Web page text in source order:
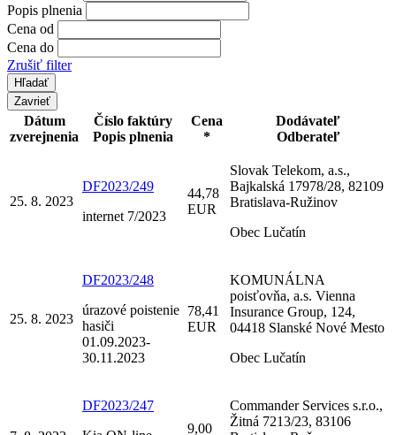
Popis plnenia
Cena od
Cena do
Zrušiť filter
Zavrieť
Dátum
zverejnenia
Číslo faktúry
Popis plnenia
Cena
*
Dodávateľ
Odberateľ
25. 8. 2023
DF2023/249
internet 7/2023
44,78
EUR
Slovak Telekom, a.s.,
Bajkalská 17978/28, 82109
Bratislava-Ružinov
Obec Lučatín
25. 8. 2023
DF2023/248
úrazové poistenie
hasiči
01.09.2023-
30.11.2023
78,41
EUR
KOMUNÁLNA
poisťovňa, a.s. Vienna
Insurance Group, 124,
04418 Slanské Nové Mesto
Obec Lučatín
DF2023/247
9,00
Commander Services s.r.o.,
Žitná 7213/23, 83106